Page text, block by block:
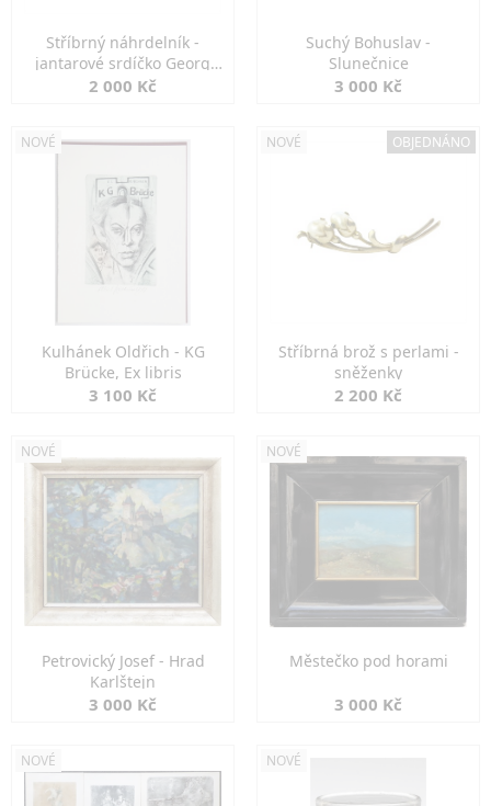
Stříbrný náhrdelník -
jantarové srdíčko Georg
Kramer
2 000 Kč
Suchý Bohuslav -
Slunečnice
3 000 Kč
NOVÉ
Kulhánek Oldřich - KG
Brücke, Ex libris
3 100 Kč
NOVÉ OBJEDNÁNO
Stříbrná brož s perlami -
sněženky
2 200 Kč
NOVÉ
Petrovický Josef - Hrad
Karlštejn
3 000 Kč
NOVÉ
Městečko pod horami
3 000 Kč
NOVÉ NOVÉ